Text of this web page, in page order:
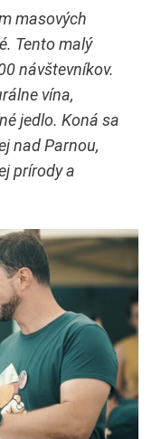
masových
Tento malý
návštevníkov.
vína,
jedlo. Koná sa
nad Parnou,
prírody a